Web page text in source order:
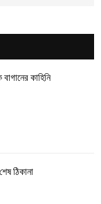
কাহিনি
ঠিকানা